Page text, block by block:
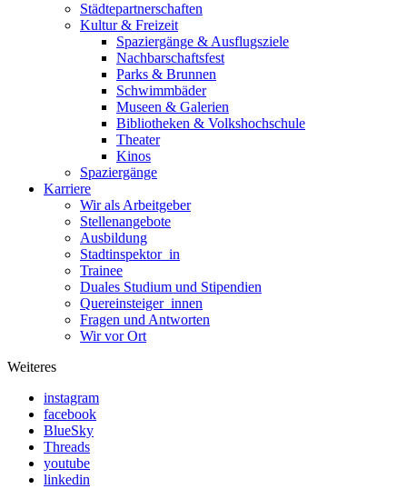
Städte­partner­schaften
Kultur & Freizeit
Spaziergänge & Ausflugsziele
Nachbarschafts­fest
Parks & Brunnen
Schwimmbäder
Museen & Galerien
Bibliotheken & Volkshochschule
Theater
Kinos
Spaziergänge
Karriere
Wir als Arbeitgeber
Stellenangebote
Ausbildung
Stadtinspektor_in
Trainee
Duales Studium und Stipendien
Quer­einsteiger_innen
Fragen und Antworten
Wir vor Ort
Weiteres
instagram
facebook
BlueSky
Threads
youtube
linkedin